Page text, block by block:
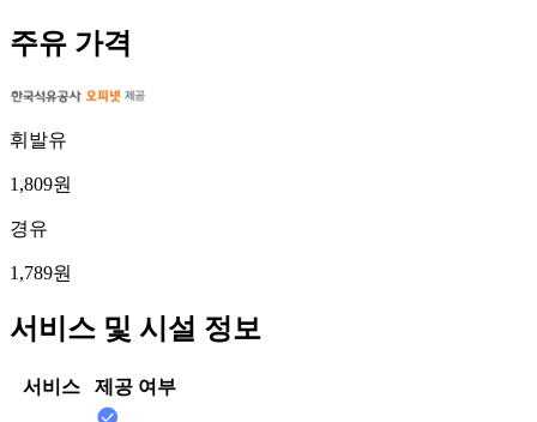
주유 가격
휘발유
1,809원
경유
1,789원
서비스 및 시설 정보
서비스 제공 여부